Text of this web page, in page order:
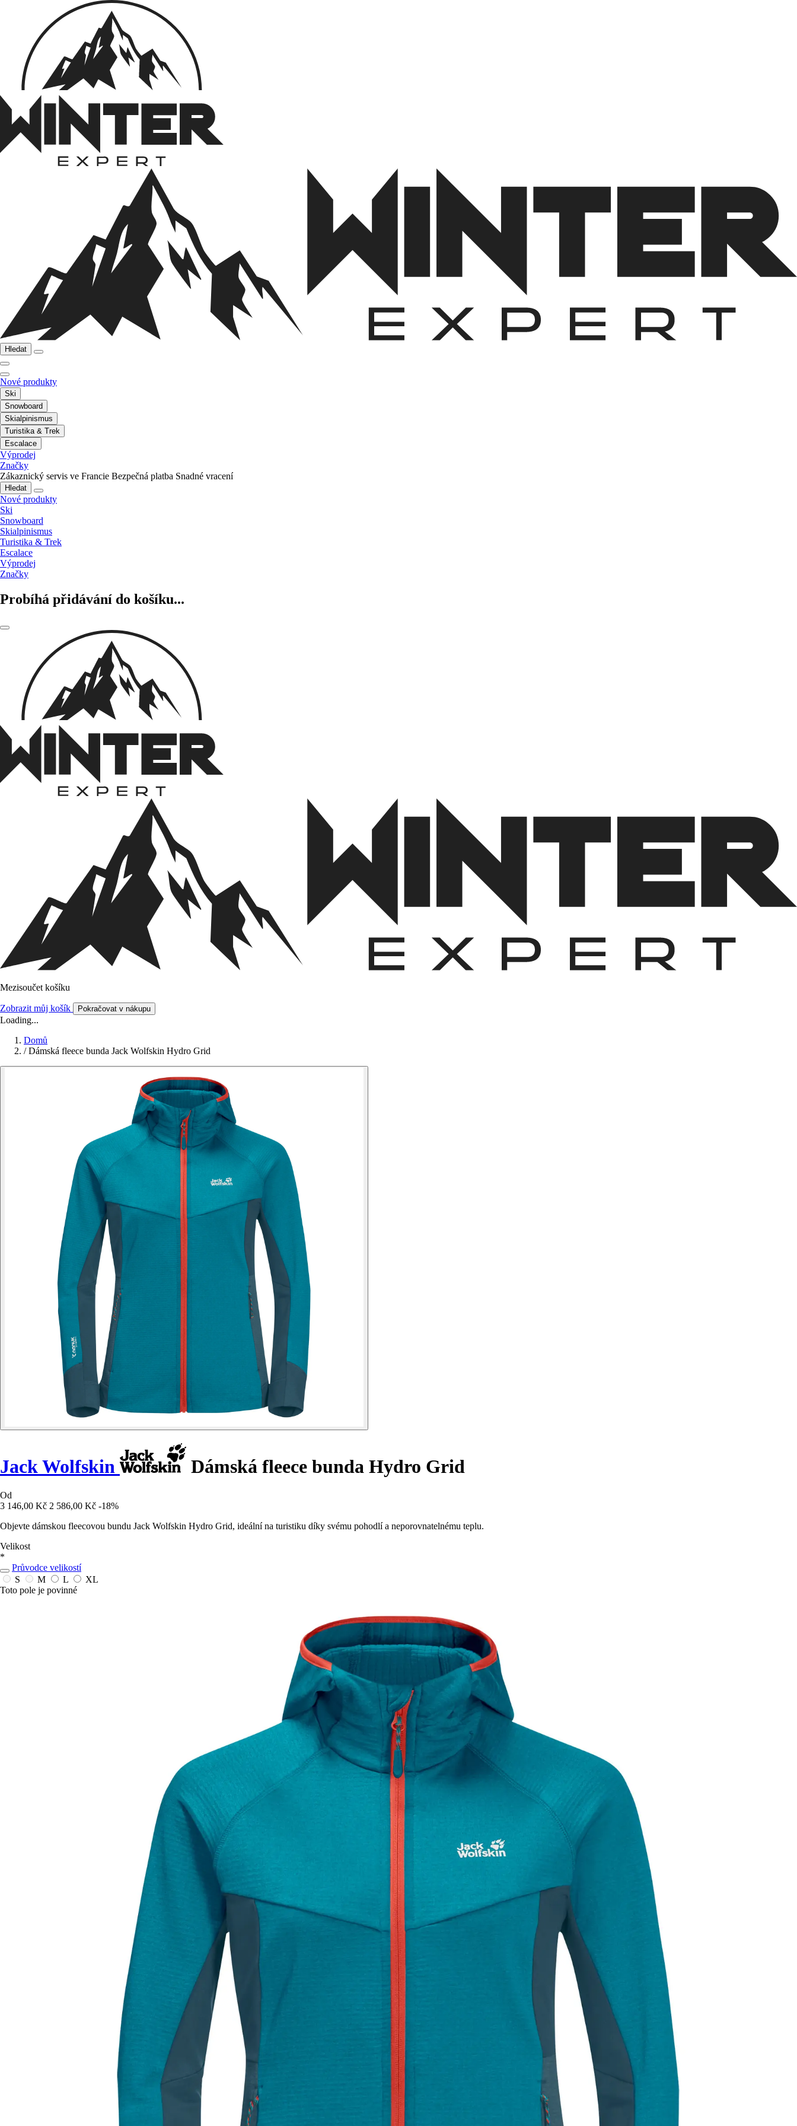
Hledat
Nové produkty
Ski
Snowboard
Skialpinismus
Turistika & Trek
Escalace
Výprodej
Značky
Zákaznický servis ve Francie Bezpečná platba Snadné vracení
Hledat
Nové produkty
Ski
Snowboard
Skialpinismus
Turistika & Trek
Escalace
Výprodej
Značky
Probíhá přidávání do košíku...
Mezisoučet košíku
Zobrazit můj košík Pokračovat v nákupu
Loading...
Domů
/ Dámská fleece bunda Jack Wolfskin Hydro Grid
Jack Wolfskin Dámská fleece bunda Hydro Grid
Od
3 146,00 Kč 2 586,00 Kč -18%
Objevte dámskou fleecovou bundu Jack Wolfskin Hydro Grid, ideální na turistiku díky svému pohodlí a neporovnatelnému teplu.
Velikost
*
Průvodce velikostí
S
M L
XL
Toto pole je povinné